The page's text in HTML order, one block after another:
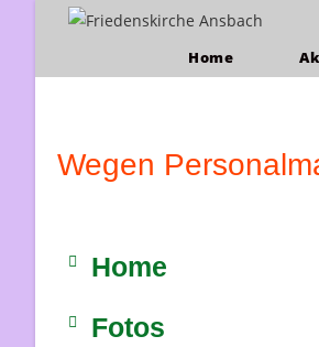
Home
Wegen
Home
Fotos